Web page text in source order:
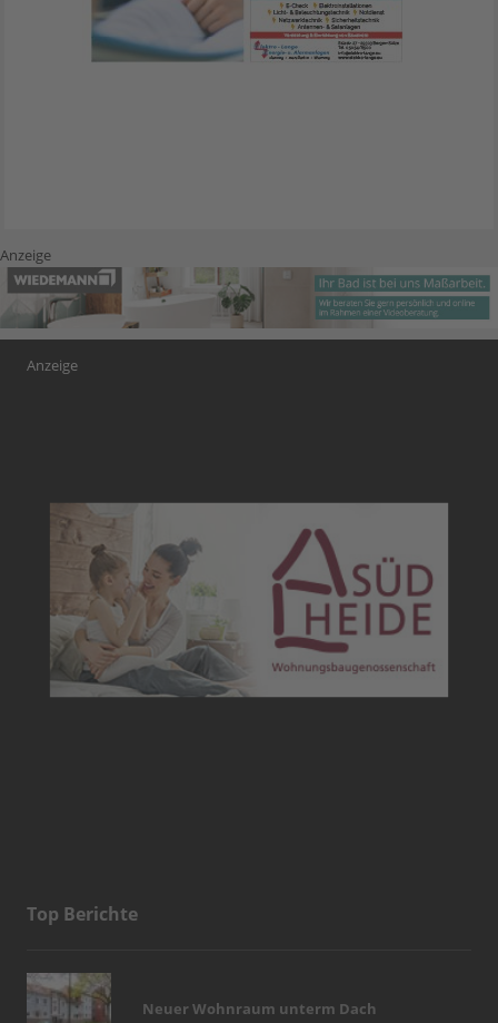
Anzeige
Anzeige
Top Berichte
Neuer Wohnraum unterm Dach